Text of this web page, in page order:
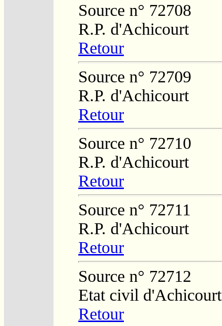
Source n° 72708
R.P. d'Achicourt
Retour
Source n° 72709
R.P. d'Achicourt
Retour
Source n° 72710
R.P. d'Achicourt
Retour
Source n° 72711
R.P. d'Achicourt
Retour
Source n° 72712
Etat civil d'Achicourt
Retour